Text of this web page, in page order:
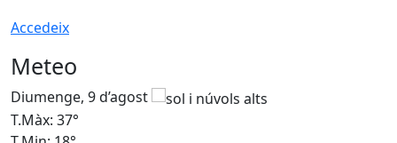
Accedeix
Meteo
Diumenge, 9 d’agost
T.Màx: 37°